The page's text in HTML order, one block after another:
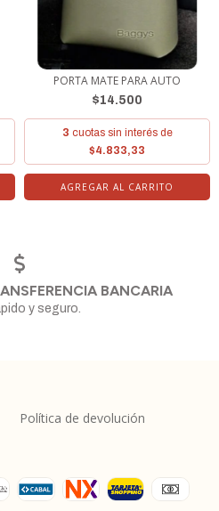
PORTA MATE PARA AUTO
$14.500
3 cuotas sin interés de
$4.833,33
AGREGAR AL CARRITO
BANCARIA
y seguro.
Política de devolución